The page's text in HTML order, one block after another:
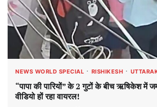
NEWS WORLD SPECIAL RISHIKESH
“पापा की पारियों” के 2 गुटों के बीच ऋषिकेश
वीडियो हों रहा वायरल!